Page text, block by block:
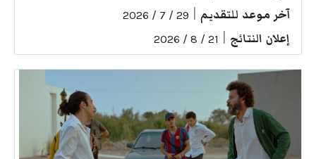
آخر موعد للتقديم 29 / 7 / 2026
إعلان النتائج 21 / 8 / 2026